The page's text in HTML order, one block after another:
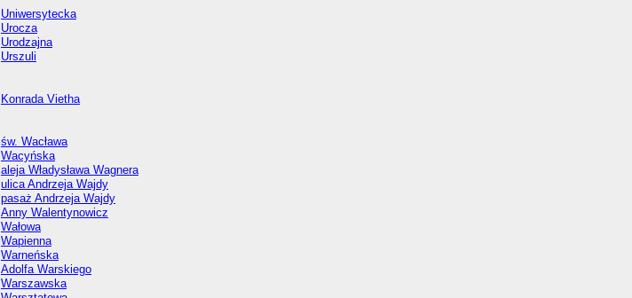
Uniwersytecka
Urocza
Urodzajna
Urszuli
Konrada Vietha
św. Wacława
Wacyńska
aleja Władysława Wagnera
ulica Andrzeja Wajdy
pasaż Andrzeja Wajdy
Anny Walentynowicz
Wałowa
Wapienna
Warneńska
Adolfa Warskiego
Warszawska